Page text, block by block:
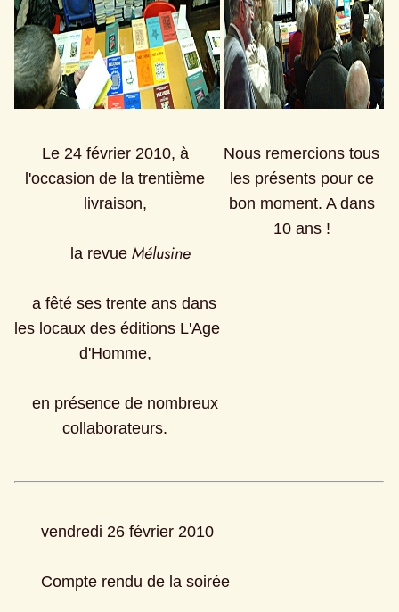
Le 24 février 2010, à
l'occasion de la trentième
livraison,
      la revue
Mélusine
    a fêté ses trente ans dans
les locaux des éditions L'Age
d'Homme,
    en présence de nombreux
collaborateurs.
Nous remercions tous
les présents pour ce
bon moment. A dans
10 ans !
      vendredi 26 février 2010
      Compte rendu de la soirée